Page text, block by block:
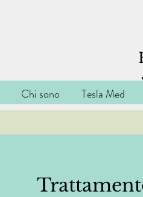
Chi sono Tesla Med